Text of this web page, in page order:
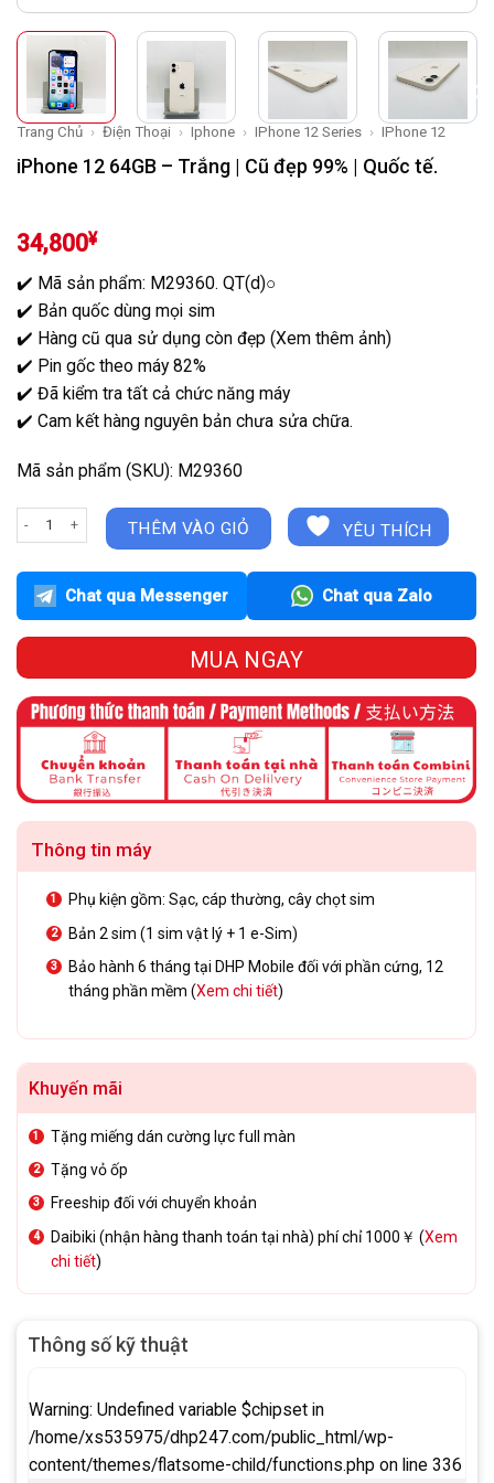
Trang Chủ › Điện Thoại › Iphone › IPhone 12 Series › IPhone 12
iPhone 12 64GB – Trắng | Cũ đẹp 99% | Quốc tế.
34,800¥
✔️ Mã sản phẩm: M29360. QT(d)○
✔️ Bản quốc dùng mọi sim
✔️ Hàng cũ qua sử dụng còn đẹp (Xem thêm ảnh)
✔️ Pin gốc theo máy 82%
✔️ Đã kiểm tra tất cả chức năng máy
✔️ Cam kết hàng nguyên bản chưa sửa chữa.
Mã sản phẩm (SKU): M29360
iPhone 12 64GB - Trắng | Cũ đẹp 99% | Quốc tế. số lượng
THÊM VÀO GIỎ YÊU THÍCH
Chat qua Messenger Chat qua Zalo
MUA NGAY
Thông tin máy
Phụ kiện gồm: Sạc, cáp thường, cây chọt sim
Bản 2 sim (1 sim vật lý + 1 e-Sim)
Bảo hành 6 tháng tại DHP Mobile đối với phần cứng, 12
tháng phần mềm (Xem chi tiết)
Khuyến mãi
Tặng miếng dán cường lực full màn
Tặng vỏ ốp
Freeship đối với chuyển khoản
Daibiki (nhận hàng thanh toán tại nhà) phí chỉ 1000￥ (Xem
chi tiết)
Thông số kỹ thuật
Warning: Undefined variable $chipset in
/home/xs535975/dhp247.com/public_html/wp-
content/themes/flatsome-child/functions.php on line 336